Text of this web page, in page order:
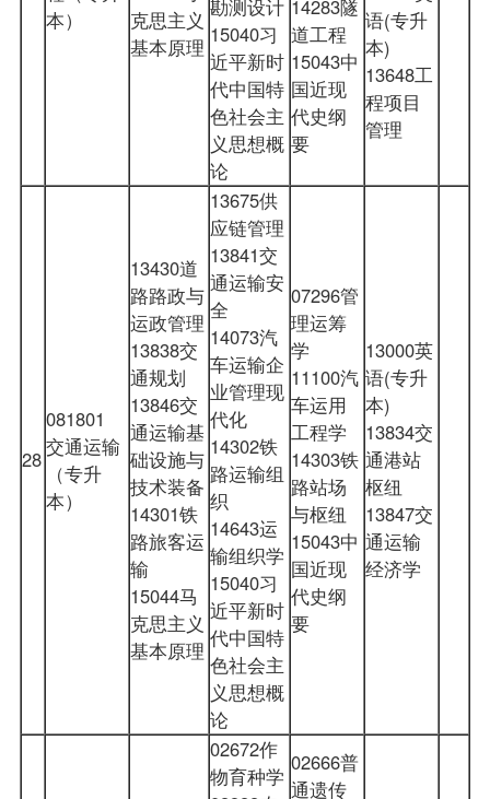
本）
克思主义
基本原理
勘测设计
15040习
近平新时
代中国特
色社会主
义思想概
论
14283隧
道工程
15043中
国近现
代史纲
要
语(专升
本)
13648工
程项目
管理
28
081801
交通运输
（专升
本）
13430道
路路政与
运政管理
13838交
通规划
13846交
通运输基
础设施与
技术装备
14301铁
路旅客运
输
15044马
克思主义
基本原理
13675供
应链管理
13841交
通运输安
全
14073汽
车运输企
业管理现
代化
14302铁
路运输组
织
14643运
输组织学
15040习
近平新时
代中国特
色社会主
义思想概
论
07296管
理运筹
学
11100汽
车运用
工程学
14303铁
路站场
与枢纽
15043中
国近现
代史纲
要
13000英
语(专升
本)
13834交
通港站
枢纽
13847交
通运输
经济学
02672作
物育种学
02666普
通遗传